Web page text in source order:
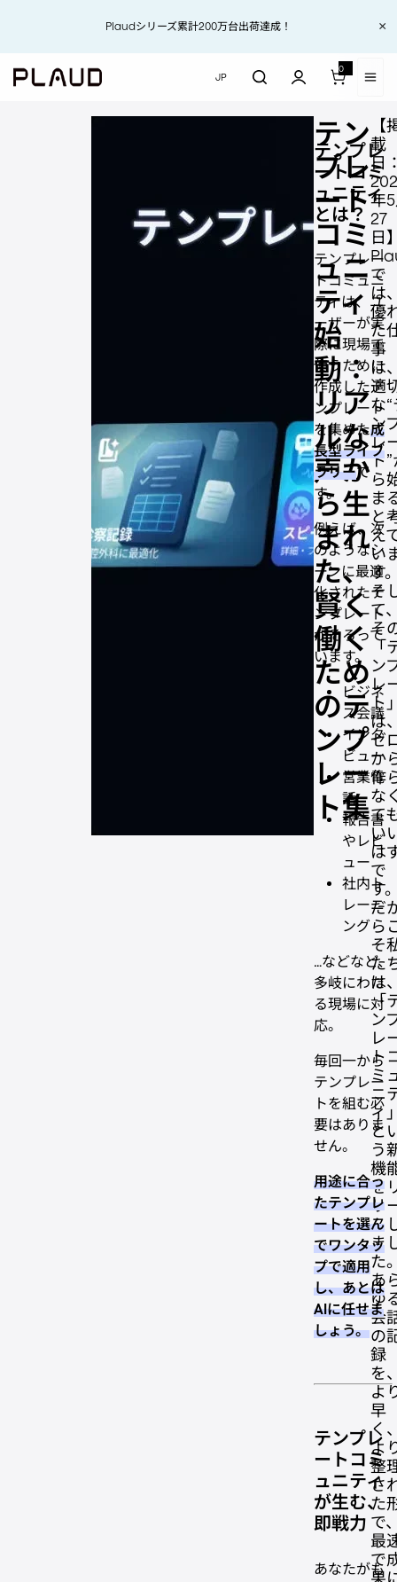
Plaudシリーズ累計200万台出荷達成！
世界をリードするAIボイスレコーダー
【お知らせ】地震の影響により、現在、一部地域でご注文品のお届けに遅延
が生じる場合があります。
×
Plaud Note Proケー
ス（MagSafe対
応）– PITAKA スペシ
ャル エディション
Plaud Note Pro 専用
MagSafeケース
0
0 アイテム
JP
テンプレートコミュニテ
声
か
ら
、
賢
く
テン
プレ
ート
コミ
ュニ
ティ
始
動：
リア
ルな
声か
ら生
まれ
た、
賢く
働く
ため
のテ
ンプ
レー
ト集
【
載
日
年
27
日
で
は
優
た
事
は
適
な
ン
レ
ト”
ら
ま
と
え
い
す
そ
て
そ
「
ン
レ
ト
は
ゼ
か
作
な
て
い
は
で
す
だ
ら
そ
た
は
「
ン
レ
ト
ミ
ニ
ィ
と
う
機
を
リ
ス
ま
た
あ
ゆ
会
の
録
を
よ
早
く
よ
整
さ
た
で
最
で
果
テンプレ
ートコミ
ュニティ
とは？
テンプレー
トコミュニ
ティは、ユ
ーザーが実
際に現場で
使うために
作成したテ
ンプレート
を集めた成
長型ライブ
ラリーで
す。
例えば、次
のようなシ
ーンに最適
化されたテ
ンプレート
がそろって
います。
ビジネ
ス会議
インタ
ビュー
営業電
話
報告書
やレビ
ュー
社内ト
レーニ
ング
…などなど、
多岐にわた
る現場に対
応。
毎回一から
テンプレー
トを組む必
要はありま
せん。
用途に合っ
たテンプレ
ートを選ん
でワンタッ
プで適用
し、あとは
AIに任せま
しょう。
テンプレ
ートコミ
ュニティ
が生む、
即戦力
あなたがも